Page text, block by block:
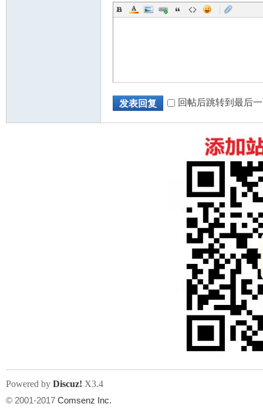
|
发表回复 回帖后跳转到最后
Powered by Discuz! X3.4
© 2001-2017 Comsenz Inc.